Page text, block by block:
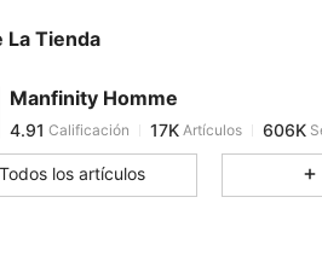
La Tienda
Manfinity Homme
4.91
Calificación
f***5pagó Hace 3 horas
4.91
Todos los artículos